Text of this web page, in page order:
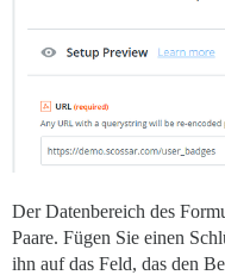
Der Datenbereich des
Paare. Fügen Sie einen
ihn auf das Feld, das den